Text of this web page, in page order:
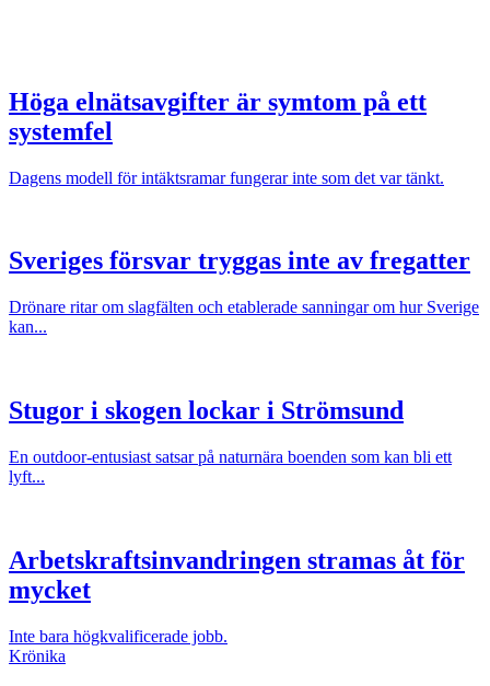
Höga elnätsavgifter är symtom på ett
systemfel
Dagens modell för intäktsramar fungerar inte som det var tänkt.
Sveriges försvar tryggas inte av fregatter
Drönare ritar om slagfälten och etablerade sanningar om hur Sverige
kan...
Stugor i skogen lockar i Strömsund
En outdoor-entusiast satsar på naturnära boenden som kan bli ett
lyft...
Arbetskraftsinvandringen stramas åt för
mycket
Inte bara högkvalificerade jobb.
Krönika